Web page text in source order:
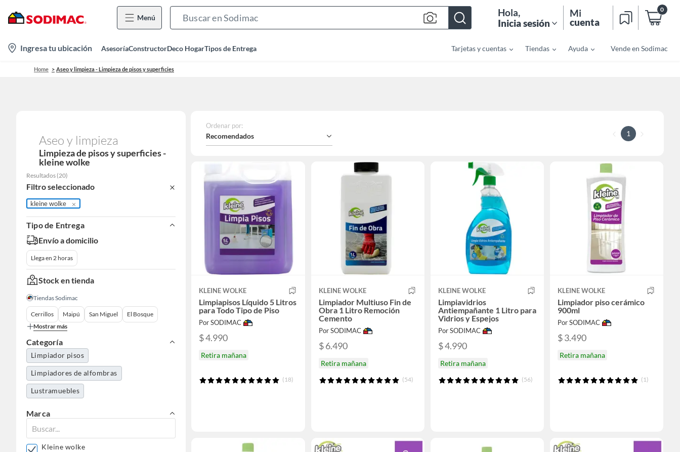
Menú
Bar
Hola,
Inicia sesión
Mi
cuenta
0
location-
icon
Ingresa tu ubicación AsesoríaConstructorDeco HogarTipos de Entrega Tarjetas y cuentas Tiendas Ayuda Vende en Sodimac
Home Aseo y limpieza - Limpieza de pisos y superficies
Aseo y limpieza
Limpieza de pisos y superficies -
kleine wolke
Resultados (20)
Filtro seleccionado
kleine wolke
Tipo de Entrega
Envío a domicilio
Llega en 2 horas
Stock en tienda
Tiendas Sodimac
Cerrillos Maipú San Miguel
El Bosque
Mostrar más
Categoría
Limpiador pisos
Limpiadores de alfombras
Lustramuebles
Marca
Kleine wolke
Ordenar por:
Recomendados 1
KLEINE WOLKE
Limpiapisos Líquido 5 Litros
para Todo Tipo de Piso
Por SODIMAC
$ 4.990
Retira mañana
(18)
KLEINE WOLKE
Limpiador Multiuso Fin de
Obra 1 Litro Remoción
Cemento
Por SODIMAC
$ 6.490
Retira mañana
(54)
KLEINE WOLKE
Limpiavidrios
Antiempañante 1 Litro para
Vidrios y Espejos
Por SODIMAC
$ 4.990
Retira mañana
(56)
KLEINE WOLKE
Limpiador piso cerámico
900ml
Por SODIMAC
$ 3.490
Retira mañana
(1)